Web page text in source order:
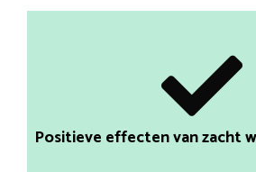
Positieve effecten van zacht